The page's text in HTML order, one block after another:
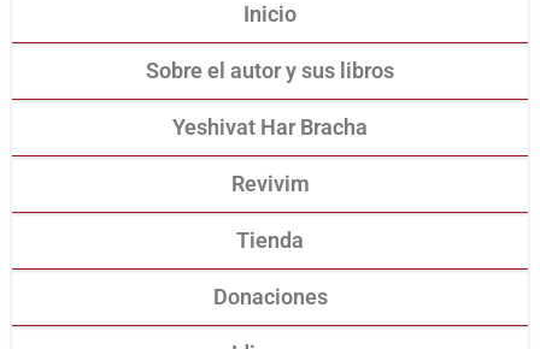
Inicio
Sobre el autor y sus libros
Yeshivat Har Bracha
Revivim
Tienda
Donaciones